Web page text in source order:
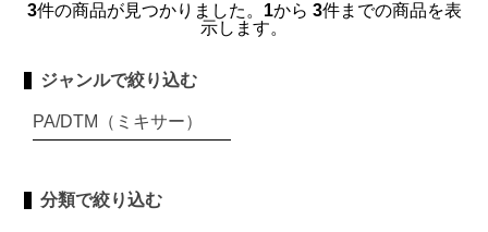
3件の商品が見つかりました。 1から 3件までの商品を表
示します。
ジャンルで絞り込む
PA/DTM（ミキサー）
分類で絞り込む